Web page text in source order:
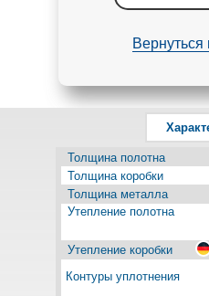
Вернуться
Толщина полотна
Толщина коробки
Толщина металла
Утепление полотна
Контуры уплотнения
Утепление коробки